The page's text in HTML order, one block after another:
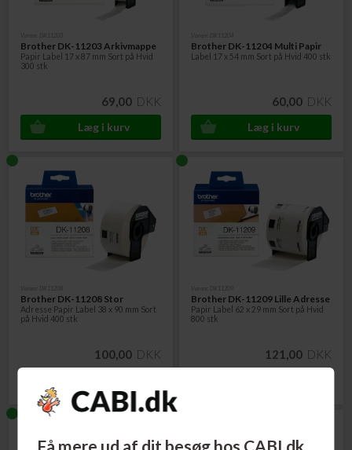
Få mere ud af dit besøg hos CABI.dk
Brother DK-11203 Arkivmappe
Papir Label 17 x 87 mm Sort på Hvid
300 stk
69,00 DKK
Brother DK-11204 Multi Papir
Label 17 x 54 mm Sort på Hvid 400 stk
60,00 DKK
Brother DK-11208 Stor
Adresse Papir Label 38 x 90 mm Sort
på Hvid 400 stk
100,00 DKK
Brother DK-11209 Lille Adresse
Papir Label 62 x 29 mm Sort på Hvid
800 stk
121,00 DKK